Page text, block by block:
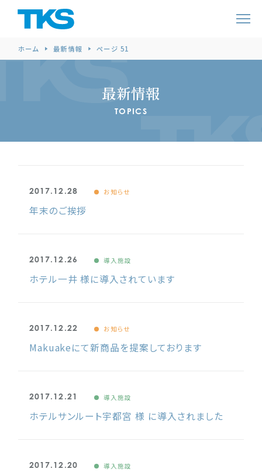
ホーム 最新情報 ページ 51
最新情報
TOPICS
2017.12.28 お知らせ
年末のご挨拶
2017.12.26 導入施設
ホテル一井 様に導入されています
2017.12.22 お知らせ
Makuakeにて新商品を提案しております
2017.12.21 導入施設
ホテルサンルート宇都宮 様 に導入されました
2017.12.20 導入施設